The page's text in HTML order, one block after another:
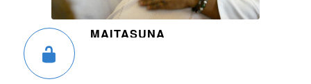
MAITASUNA